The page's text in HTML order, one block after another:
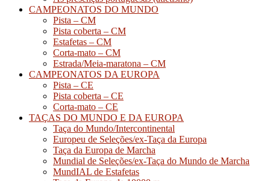
CAMPEONATOS DO MUNDO
Pista – CM
Pista coberta – CM
Estafetas – CM
Corta-mato – CM
Estrada/Meia-maratona – CM
CAMPEONATOS DA EUROPA
Pista – CE
Pista coberta – CE
Corta-mato – CE
TAÇAS DO MUNDO E DA EUROPA
Taça do Mundo/Intercontinental
Europeu de Seleções/ex-Taça da Europa
Taça da Europa de Marcha
Mundial de Seleções/ex-Taça do Mundo de Marcha
MundIAL de Estafetas